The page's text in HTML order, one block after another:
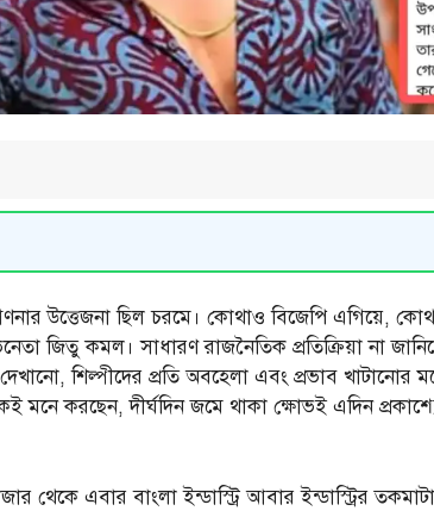
উত্তেজনা ছিল চরমে। কোথাও বিজেপি এগিয়ে,
জিতু কমল। সাধারণ রাজনৈতিক প্রতিক্রিয়া না
শিল্পীদের প্রতি অবহেলা এবং প্রভাব
মনে করছেন, দীর্ঘদিন জমে থাকা ক্ষোভই এদিন
এবার বাংলা ইন্ডাস্ট্রি আবার ইন্ডাস্ট্রির